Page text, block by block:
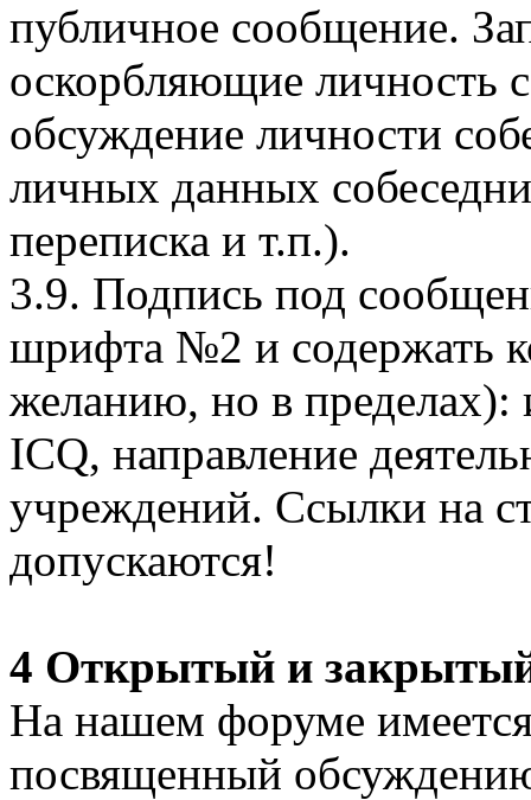
публичное сообщение.
оскорбляющие личность
обсуждение личности
личных данных
переписка и т.п.).
3.9. Подпись под
шрифта №2 и содержать
желанию, но в
ICQ, направление
учреждений. Ссылки на
допускаются!
4 Открытый и
На нашем форуме
посвященный